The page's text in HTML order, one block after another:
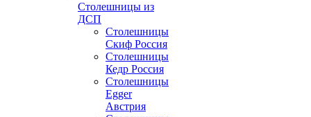
Столешницы из
ДСП
Столешницы
Скиф Россия
Столешницы
Кедр Россия
Столешницы
Egger
Австрия